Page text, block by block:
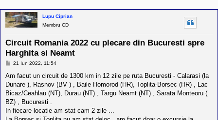
l
o
r
r
u
l
o
e
s
i
a
u
t
o
Lupu Ciprian
Membru CD
Circuit Romania 2022 cu plecare din Bucuresti spre
Harghita si Neamt
M
s
j
21 Iun 2022, 11:54
Am facut un circuit de 1300 km in 12 zile pe ruta Bucuresti - Calarasi (la
Dunare ), Rasnov (BV ) , Baile Homorod (HR), Toplita-Borsec (HR) , Lac
Bicaz/Ceahlau (NT), Durau (NT) , Targu Neamt (NT) , Sarata Monteoru (
BZ) , Bucuresti .
In fiecare locatie am stat cam 2 zile ...